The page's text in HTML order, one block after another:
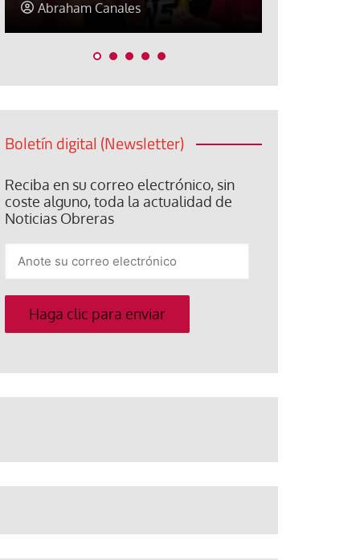
Elisa Brey
Boletín digital (Newsletter)
Reciba en su correo electrónico, sin
coste alguno, toda la actualidad de
Noticias Obreras
su
correo
electrónico
Haga clic para enviar